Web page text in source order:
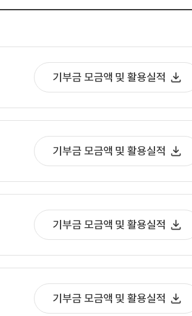
기부금 모금액 및 활용실적
기부금 모금액 및 활용실적
기부금 모금액 및 활용실적
기부금 모금액 및 활용실적